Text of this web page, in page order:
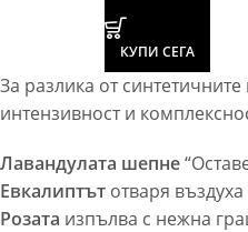
КУПИ СЕГА
За разлика от
интензивност и
Лавандулата шепне
Евкалиптът отваря
Розата изпълва с нежна